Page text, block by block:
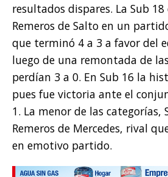
resultados dispares. La Sub
Remeros de Salto en un
que terminó 4 a 3 a favor del
luego de una remontada de
perdían 3 a 0. En Sub 16 la
pues fue victoria ante el
1. La menor de las categorías,
Remeros de Mercedes, rival
en emotivo partido.